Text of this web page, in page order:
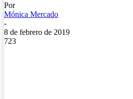
Por
Mónica Mercado
-
8 de febrero de 2019
723